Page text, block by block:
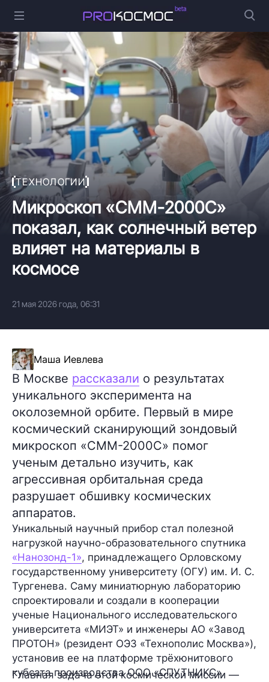
ТЕХНОЛОГИИ
Микроскоп «СММ-2000С»
показал, как солнечный ветер
влияет на материалы в
космосе
21 мая 2026 года, 06:31
Маша Иевлева
В Москве рассказали о результатах
уникального эксперимента на
околоземной орбите. Первый в мире
космический сканирующий зондовый
микроскоп «СММ-2000С» помог
ученым детально изучить, как
агрессивная орбитальная среда
разрушает обшивку космических
аппаратов.
Уникальный научный прибор стал полезной
нагрузкой научно-образовательного спутника
«Нанозонд-1», принадлежащего Орловскому
государственному университету (ОГУ) им. И. С.
Тургенева. Саму миниатюрную лабораторию
спроектировали и создали в кооперации
ученые Национального исследовательского
университета «МИЭТ» и инженеры АО «Завод
ПРОТОН» (резидент ОЭЗ «Технополис Москва»),
установив ее на платформе трёхюнитового
кубсата производства ООО «СПУТНИКС».
Главная задача этой космической миссии —